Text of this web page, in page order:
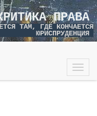
ПРАВА
ТАМ, ГДЕ КОНЧАЕТСЯ
ЮРИСПРУДЕНЦИЯ